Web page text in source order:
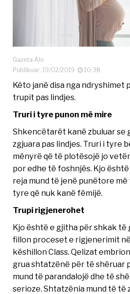
Gazeta Alo
Publikuar: 19/02/2019
10:38
Këto janë disa nga ndryshimet
trupit pas lindjes.
Truri i tyre punon më mire
Shkencëtarët kanë zbuluar se
zgjuara pas lindjes. Truri i tyre
mënyrë që të plotësojë jo
por edhe të foshnjës. Kjo
reja mund të jenë punëtore
tyre që nuk kanë fëmijë.
Trupi rigjenerohet
Kjo është e gjitha për shkak
fillon proceset e rigjenerimit
këshillon Class. Qelizat
grua shtatzënë për të shëruar
mund të parandalojë dhe të
serioze. Shtatzënia mund të të